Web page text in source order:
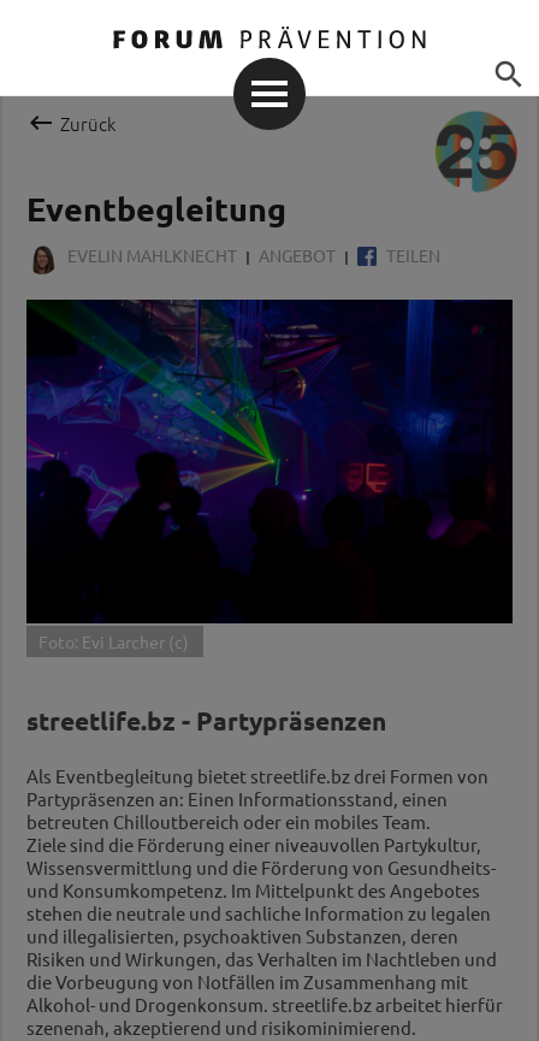

 Zurück
Eventbegleitung
EVELIN MAHLKNECHT ANGEBOT TEILEN
Foto: Evi Larcher (c)
streetlife.bz - Partypräsenzen
Als Eventbegleitung bietet streetlife.bz drei Formen von
Partypräsenzen an: Einen Informationsstand, einen
betreuten Chilloutbereich oder ein mobiles Team.
Ziele sind die Förderung einer niveauvollen Partykultur,
Wissensvermittlung und die Förderung von Gesundheits-
und Konsumkompetenz. Im Mittelpunkt des Angebotes
stehen die neutrale und sachliche Information zu legalen
und illegalisierten, psychoaktiven Substanzen, deren
Risiken und Wirkungen, das Verhalten im Nachtleben und
die Vorbeugung von Notfällen im Zusammenhang mit
Alkohol- und Drogenkonsum. streetlife.bz arbeitet hierfür
szenenah, akzeptierend und risikominimierend.